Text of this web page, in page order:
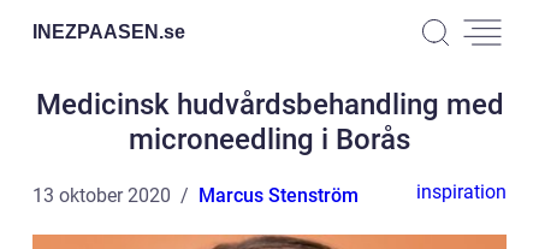
INEZPAASEN.se
Medicinsk hudvårdsbehandling med
microneedling i Borås
13 oktober 2020 Marcus Stenström inspiration